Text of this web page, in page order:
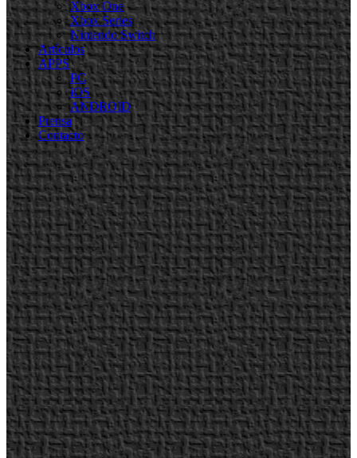
Xbox One
Xbox Series
Nintendo Switch
Artículos
APPS
PC
iOS
ANDROID
Prensa
Contacto